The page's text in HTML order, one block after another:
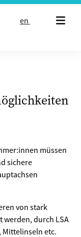
en
müssen
sichere
von stark
werden, durch LSA
Mittelinseln etc.